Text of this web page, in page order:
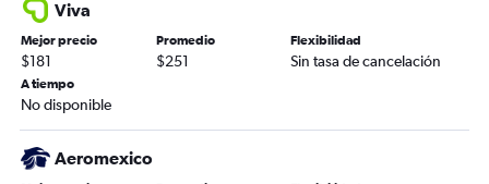
Viva
Mejor precio
$181
Promedio
$251
Flexibilidad
Sin tasa de cancelación
A tiempo
No disponible
Aeromexico